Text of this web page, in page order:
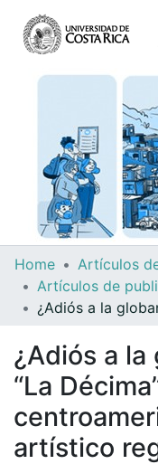
Communities
Collections
All of DSpace
Statistics
Home
¿Adiós a la
“La
artístico